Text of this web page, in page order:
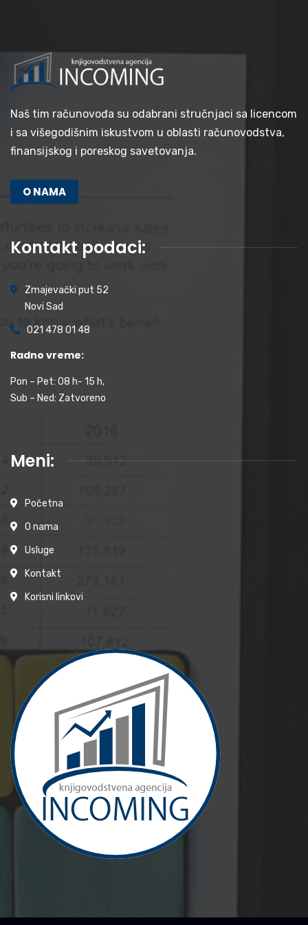
Naš tim računovođa su odabrani stručnjaci sa licencom
i sa višegodišnim iskustvom u oblasti računovodstva,
finansijskog i poreskog savetovanja.
O NAMA
Kontakt podaci:
Zmajevački put 52
Novi Sad
021 478 01 48
Radno vreme:
Pon – Pet: 08 h- 15 h,
Sub – Ned: Zatvoreno
Meni:
Početna
O nama
Usluge
Kontakt
Korisni linkovi